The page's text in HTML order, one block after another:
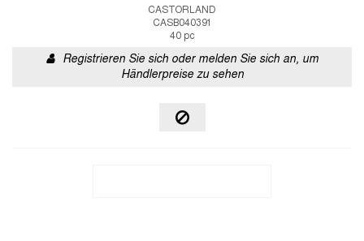
CASTORLAND
CASB040391
40 pc
Registrieren Sie sich oder melden Sie sich an, um
Händlerpreise zu sehen